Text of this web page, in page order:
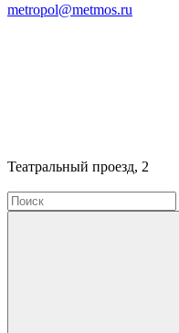
metropol@metmos.ru
Театральный проезд, 2